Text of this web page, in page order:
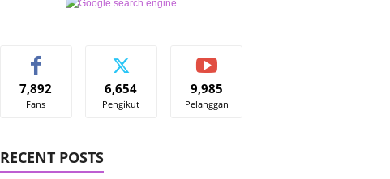
7,892
Fans
6,654
Pengikut
9,985
Pelanggan
RECENT POSTS